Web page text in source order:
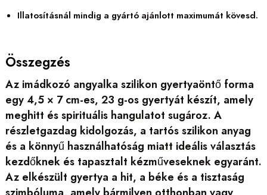
Illatosításnál mindig a gyártó ajánlott maximumát kövesd.
Összegzés
Az imádkozó angyalka szilikon gyertyaöntő forma
egy 4,5 × 7 cm-es, 23 g-os gyertyát készít, amely
meghitt és spirituális hangulatot sugároz. A
részletgazdag kidolgozás, a tartós szilikon anyag
és a könnyű használhatóság miatt ideális választás
kezdőknek és tapasztalt kézműveseknek egyaránt.
Az elkészült gyertya a hit, a béke és a tisztaság